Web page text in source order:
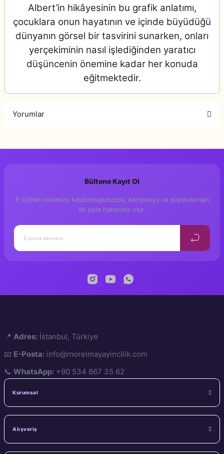
Albert’in hikâyesinin bu grafik anlatımı,
çocuklara onun hayatının ve içinde büyüdüğü
dünyanın görsel bir tasvirini sunarken, onları
yerçekiminin nasıl işlediğinden yaratıcı
düşüncenin önemine kadar her konuda
eğitmektedir.
Yorumlar
Yorum Yaz
Bültene Kayıt Ol
E-bülten listemize kaydolduğunuzda, kampanya ve duyurulardan
ilk sizin haberiniz olur.
📍 Adres: İstanbul, Türkiye
📧 E-Posta: info@morelmayayincilik.com
📞 WhatsApp: +90 534 667 35 62
Kurumsal
Alışveriş